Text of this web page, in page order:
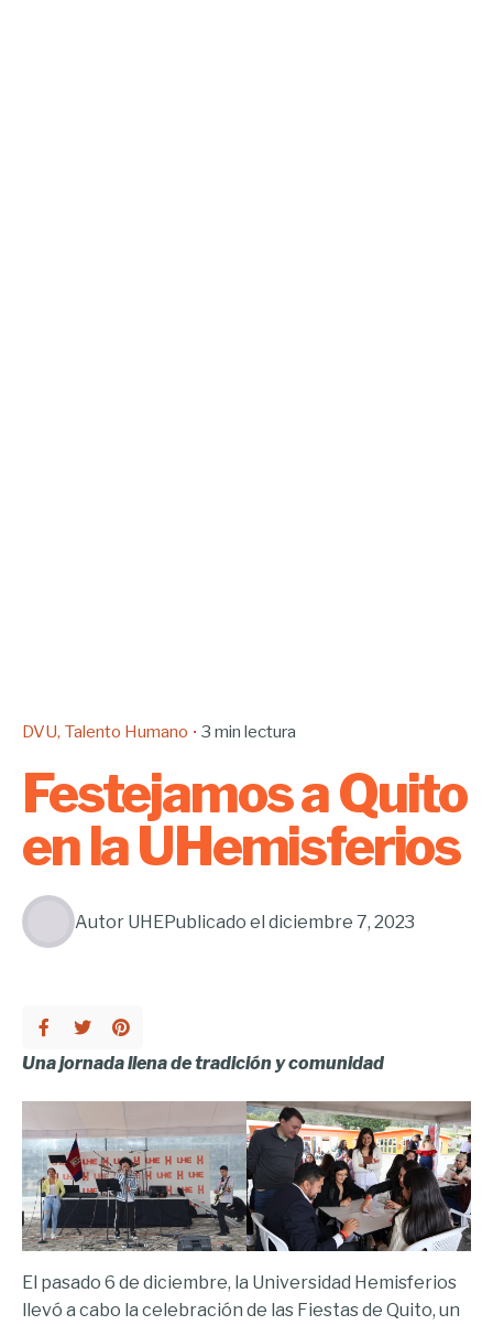
DVU Talento Humano 3 min lectura
Festejamos a Quito
en la UHemisferios
Autor UHEPublicado el diciembre 7, 2023
Una jornada llena de tradición y comunidad
El pasado 6 de diciembre, la Universidad Hemisferios
llevó a cabo la celebración de las Fiestas de Quito, un